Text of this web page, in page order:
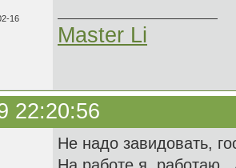
16
Master Li
22:20:56
Не надо завидовать,